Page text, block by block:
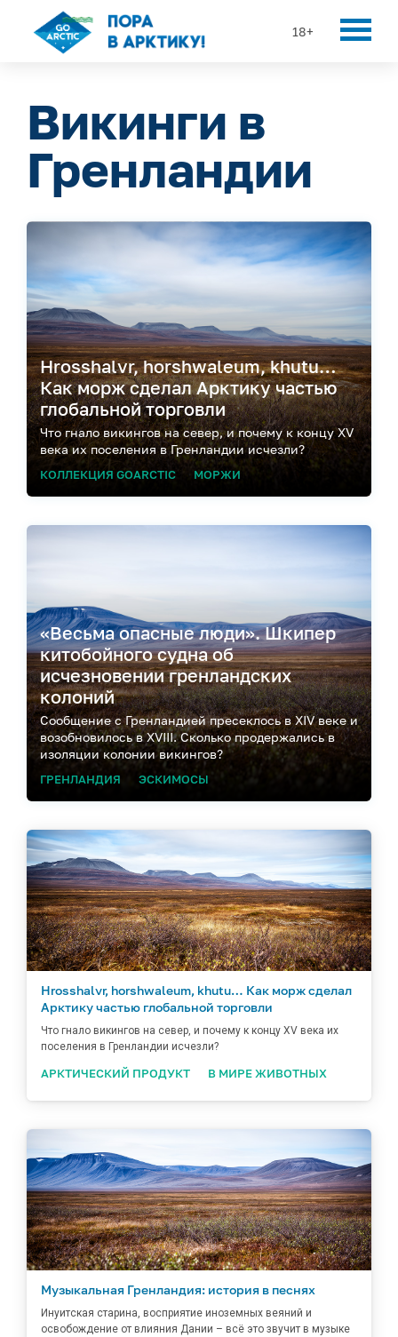
18+
Викинги в
Гренландии
Hrosshalvr, horshwaleum, khutu…
Как морж сделал Арктику частью
глобальной торговли
Что гнало викингов на север, и почему к концу XV
века их поселения в Гренландии исчезли?
КОЛЛЕКЦИЯ GOARCTIC МОРЖИ
«Весьма опасные люди». Шкипер
китобойного судна об
исчезновении гренландских
колоний
Сообщение с Гренландией пресеклось в XIV веке и
возобновилось в XVIII. Сколько продержались в
изоляции колонии викингов?
ГРЕНЛАНДИЯ ЭСКИМОСЫ
Hrosshalvr, horshwaleum, khutu… Как морж сделал
Арктику частью глобальной торговли
Что гнало викингов на север, и почему к концу XV века их
поселения в Гренландии исчезли?
АРКТИЧЕСКИЙ ПРОДУКТ В МИРЕ ЖИВОТНЫХ
Музыкальная Гренландия: история в песнях
Инуитская старина, восприятие иноземных веяний и
освобождение от влияния Дании – всё это звучит в музыке